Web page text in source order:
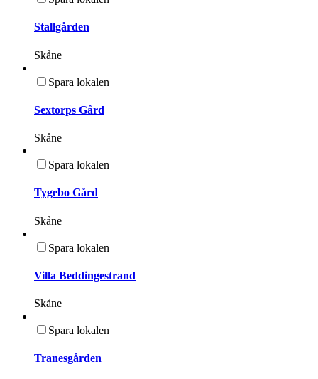
Stallgården
Skåne
Spara lokalen
Sextorps Gård
Skåne
Spara lokalen
Tygebo Gård
Skåne
Spara lokalen
Villa Beddingestrand
Skåne
Spara lokalen
Tranesgården